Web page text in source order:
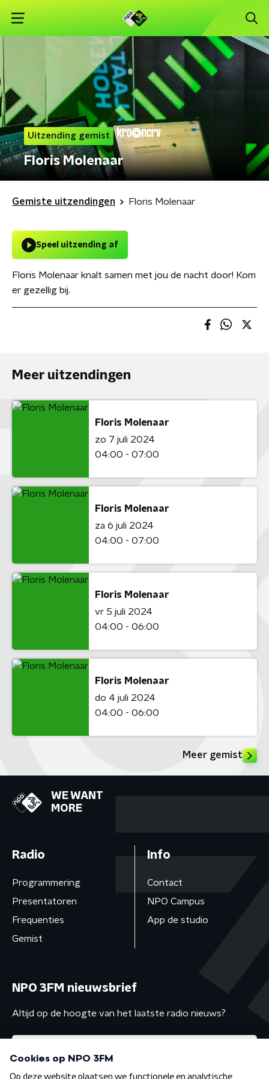
Uitzending gemist
Floris Molenaar
Gemiste uitzendingen Floris Molenaar
Speel uitzending af
Floris Molenaar knalt samen met jou de nacht door! Kom
er gezellig bij.
Meer uitzendingen
Floris Molenaar
zo 7 juli 2024
04:00 - 07:00
Floris Molenaar
za 6 juli 2024
04:00 - 07:00
Floris Molenaar
vr 5 juli 2024
04:00 - 06:00
Floris Molenaar
do 4 juli 2024
04:00 - 06:00
Meer gemist
WE WANT
MORE
Radio
Programmering
Presentatoren
Frequenties
Gemist
Info
Contact
NPO Campus
App de studio
NPO 3FM nieuwsbrief
Altijd op de hoogte van het laatste radio nieuws?